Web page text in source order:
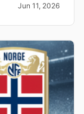
Jun 11, 2026